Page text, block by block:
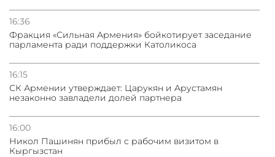
16:36
Фракция «Сильная Армения» бойкотирует заседание
парламента ради поддержки Католикоса
16:15
СК Армении утверждает: Царукян и Арустамян
незаконно завладели долей партнера
16:00
Никол Пашинян прибыл с рабочим визитом в
Кыргызстан
условии прекращения огня